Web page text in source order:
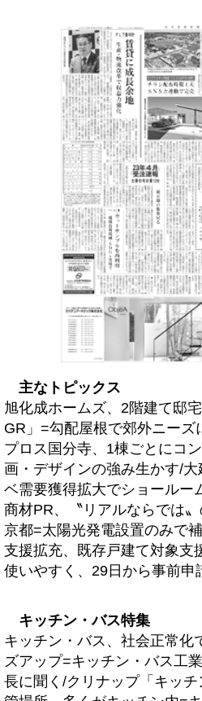
主なトピックス
旭化成ホームズ、2階建て邸
GR」=勾配屋根で郊外ニーズ
プロス国分寺、1棟ごとにコ
画・デザインの強み生かす/
ベ需要獲得拡大でショールー
商材PR、〝リアルならでは
京都=太陽光発電設置のみで
支援拡充、既存戸建て対象支
使いやすく、29日から事前申
キッチン・バス特集
キッチン・バス、社会正常化
ズアップ=キッチン・バス工
長に聞く/クリナップ「キッ